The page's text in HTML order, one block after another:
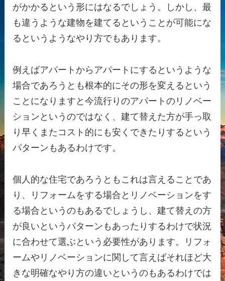
がかかるという形にはなるでしょう。しかし、最
も違うような建物を建てるということが可能にな
るというようなやり方でもあります。
例えばアパートからアパートにするというような
場合であろうとも根本的にその形を変えるという
ことになりますと今流行りのアパートのリノベー
ションというのではなく、建て替えた方が手っ取
り早くまたコスト的にも安くできたりするという
パターンもあるわけです。
個人的な住宅であろうともこれは言えることであ
り、リフォームをする場合とリノベーションをす
る場合というのもあるでしょうし、建て替えの方
が良いというパターンもあったりするわけで状況
に合わせて選ぶという必要性があります。リフォ
ームやリノベーションに関して言えばそれほど大
きな明確なやり方の違いというのもあるわけでは